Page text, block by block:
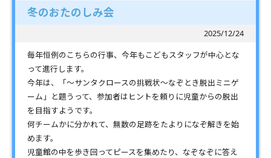
冬のおたのしみ会
2025/12/24
毎年恒例のこちらの行事、今年もこどもスタッフが中心とな
って進行します。
今年は、「～サンタクロースの挑戦状～なぞとき脱出ミニゲ
ーム」と題うって、参加者はヒントを頼りに児童からの脱出
を目指すようです。
何チームかに分かれて、無数の足跡をたよりになぞ解きを始
めます。
児童館の中を歩き回ってピースを集めたり、なぞなぞに答え